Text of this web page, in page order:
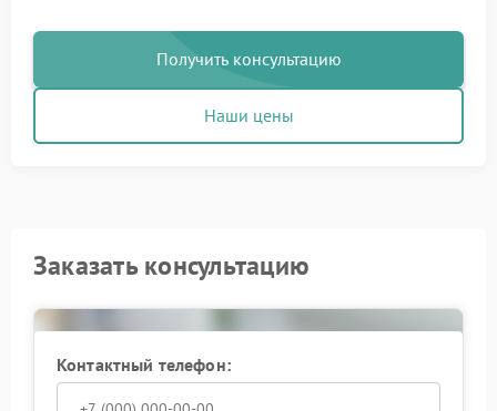
Получить консультацию
Наши цены
Заказать консультацию
Контактный телефон: